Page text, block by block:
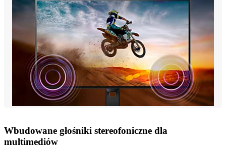
Wbudowane głośniki stereofoniczne dla
multimediów